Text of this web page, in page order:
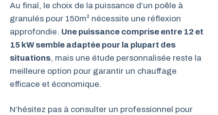
Au final, le choix de la puissance d’un poêle à
granulés pour 150m² nécessite une réflexion
approfondie. Une puissance comprise entre 12 et
15 kW semble adaptée pour la plupart des
situations, mais une étude personnalisée reste la
meilleure option pour garantir un chauffage
efficace et économique.
N’hésitez pas à consulter un professionnel pour